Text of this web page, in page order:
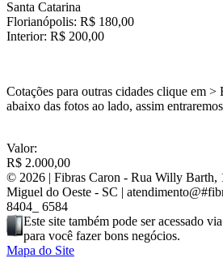
Santa Catarina
Florianópolis: R$ 180,00
Interior: R$ 200,00
Cotações para outras cidades clique em >
abaixo das fotos ao lado, assim
Valor:
R$ 2.000,00
© 2026 | Fibras Caron - Rua Willy Barth,
Miguel do Oeste - SC | atendimento@#
8404
6584
Este site também pode ser acessado
para você fazer bons negócios.
Mapa do Site